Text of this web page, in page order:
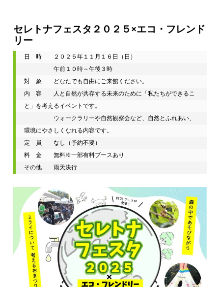
セレトナフェスタ２０２５×エコ・フレンド
リー
日　時　　２０２５年１１月１６日（日）
午前１０時～午後３時
対　象　　どなたでも自由にご来館ください。
内　容　　人と自然が共存する未来のために「私たちができるこ
と」を考えるイベントです。
ウォークラリーや自然観察会など、自然とふれあい、
環境にやさしくなれる内容です。
定　員　　なし（予約不要）
料　金　　無料※一部有料ブースあり
その他　　雨天決行